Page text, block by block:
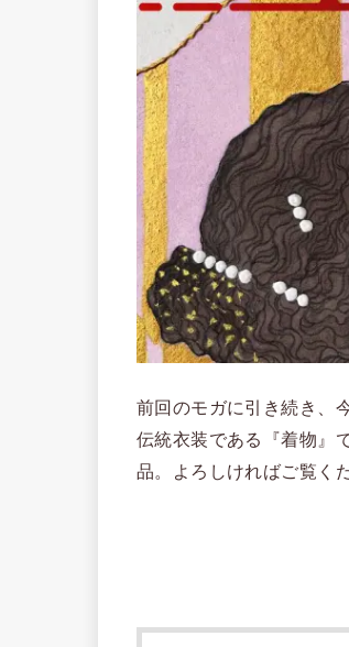
前回のモガに引き続き、
伝統衣装である『着物』
品。よろしければご覧く